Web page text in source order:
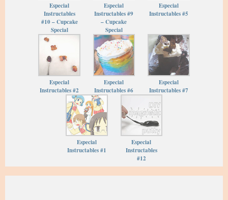
Especial
Instructables
#10 – Cupcake
Special
Especial
Instructables #9
– Cupcake
Special
Especial
Instructables #5
Especial
Instructables #2
Especial
Instructables #6
Especial
Instructables #7
Especial
Instructables #1
Especial
Instructables
#12